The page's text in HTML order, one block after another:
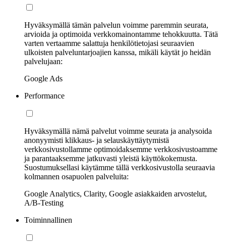
Hyväksymällä tämän palvelun voimme paremmin seurata,
arvioida ja optimoida verkkomainontamme tehokkuutta. Tätä
varten vertaamme salattuja henkilötietojasi seuraavien
ulkoisten palveluntarjoajien kanssa, mikäli käytät jo heidän
palvelujaan:
Google Ads
Performance
Hyväksymällä nämä palvelut voimme seurata ja analysoida
anonyymisti klikkaus- ja selauskäyttäytymistä
verkkosivustollamme optimoidaksemme verkkosivustoamme
ja parantaaksemme jatkuvasti yleistä käyttökokemusta.
Suostumuksellasi käytämme tällä verkkosivustolla seuraavia
kolmannen osapuolen palveluita:
Google Analytics, Clarity, Google asiakkaiden arvostelut,
A/B-Testing
Toiminnallinen